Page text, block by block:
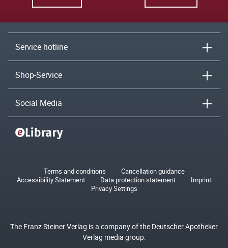
Service hotline
Shop-Service
Social Media
Terms and conditions
Cancellation guidance
Accessibility Statement
Data protection statement
Imprint
Privacy Settings
The Franz Steiner Verlag is a company of the Deutscher Apotheker
Verlag media group.